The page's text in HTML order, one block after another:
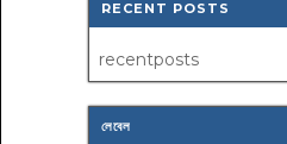
RECENT POSTS
recentposts
লেবেল